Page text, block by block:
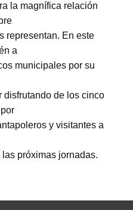
la magnífica relación
representan. En este
a
municipales por su
disfrutando de los cinco
y visitantes a
próximas jornadas.